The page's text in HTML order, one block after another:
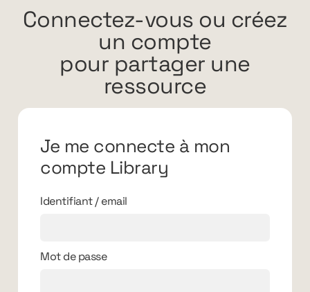
Connectez-vous ou créez
un compte
pour partager une
ressource
Je me connecte à mon
compte Library
Identifiant / email
Mot de passe